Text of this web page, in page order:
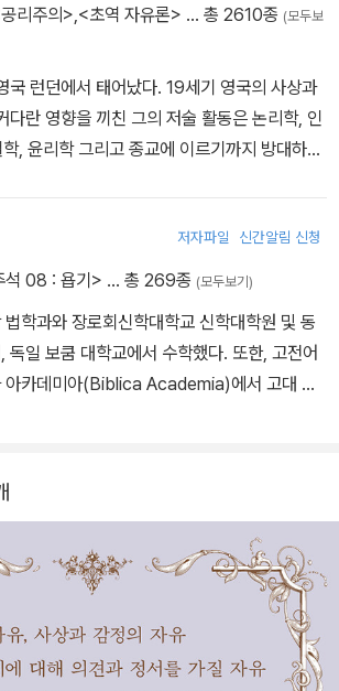
리주의> <초역 자유론> … 총 2610종 (모두보
런던에서 태어났다. 19세기 영국의 사상과
다란 영향을 끼친 그의 저술 활동은 논리학, 인
, 윤리학 그리고 종교에 이르기까지 방대하게
급진파’를 이끌던 공리주의자로 교육이 보급
정되고, 보통선거가 실시되고, 여론을 대표하
연스럽게 아버지의 영향을 많이 받았다. 20대
, 괴테 그리고 워즈워드와 같은 사상가와 시인
프랑스의 사회사상 그리고 낭만주의의 영향을
강조했다. 실천적 사상운동을 지향한 그는
그랬듯이 강한 정치적, 실천적 관심을 바탕으
되기를 희망했다. 1822년부터 종교와 법률의
의 과실 등과 같은 실천적인 주제를 다룬 논문
학 원
리주의》 등이 있다. 여성의 평등에 관한 그의 사
의 종속》은 아내인 해리엇 테일러Harriet Tayl
저자파일 신간알림 신청
석 08 : 욥기> … 총 269종 (모두보기)
학과와 장로회신학대학교 신학대학원 및 동
독일 보쿰 대학교에서 수학했다. 또한, 고전어
아카데미아(Biblica Academia)에서 고대 그
베버), 『실낙원』(존 밀턴) 등이 있고, 라틴어
고백록』(아우구스티누스), 『철학의 위안』(보
』(토머스 모어), 『우신예찬』(에라스무스) 등이
서 옮긴 아우렐리우스의 『명상록』과 『소크라
이돈·향연』, 『아리스토텔레스 정치학』, 『아리
아리스토텔레스 시학』, 『니코마코스 윤리학』,